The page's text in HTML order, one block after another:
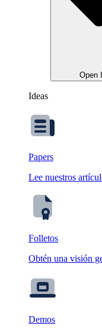
Open
Ideas
Papers
Lee nuestros
Folletos
Obtén una visión
Demos